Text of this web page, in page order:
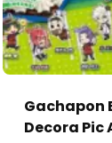
Gachapon
Decora Pic